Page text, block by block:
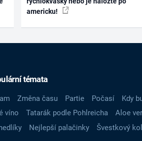
americku!
témata
Změna času Partie Počasí Kdy
víno Tatarák podle Pohlreicha Aloe
Nejlepší palačinky Švestkový